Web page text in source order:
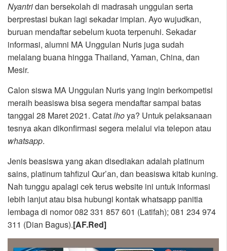
Nyantridan bersekolah di madrasah unggulan serta
berprestasi bukan lagi sekadar impian. Ayo wujudkan,
buruan mendaftar sebelum kuota terpenuhi. Sekadar
informasi, alumni MA Unggulan Nuris juga sudah
melalang buana hingga Thailand, Yaman, China, dan
Mesir.
Calon siswa MA Unggulan Nuris yang ingin berkompetisi
meraih beasiswa bisa segera mendaftar sampai batas
tanggal 28 Maret 2021. Catatlhoya? Untuk pelaksanaan
tesnya akan dikonfirmasi segera melalui via telepon atau
whatsapp.
Jenis beasiswa yang akan disediakan adalah platinum
sains, platinum tahfizul Qur’an, dan beasiswa kitab kuning.
Nah tunggu apalagi cek terus website ini untuk informasi
lebih lanjut atau bisa hubungi kontak whatsapp panitia
lembaga di nomor 082 331 857 601 (Latifah); 081 234 974
311 (Dian Bagus).[AF.Red]